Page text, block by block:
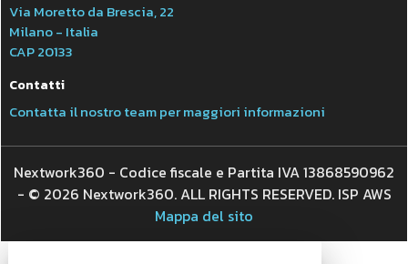
Via Moretto da Brescia, 22
Milano - Italia
CAP 20133
Contatti
Contatta il nostro team per maggiori informazioni
Nextwork360 - Codice fiscale e Partita IVA 13868590962
- © 2026 Nextwork360. ALL RIGHTS RESERVED. ISP AWS
Mappa del sito